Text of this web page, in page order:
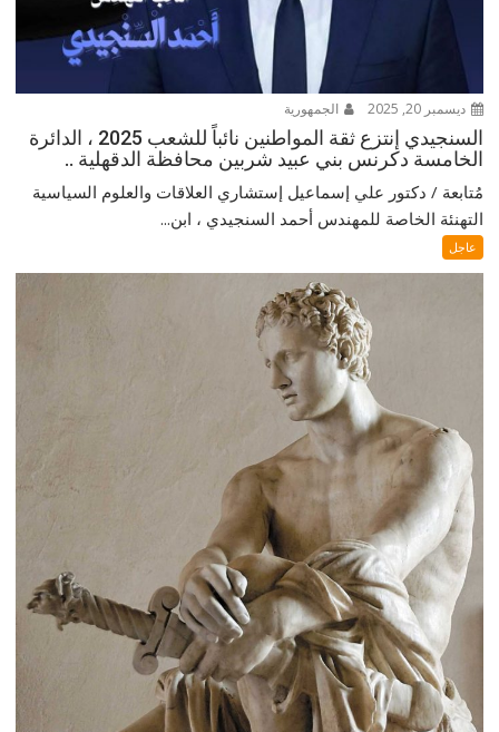
ديسمبر 20, 2025 الجمهورية
السنجيدي إنتزع ثقة المواطنين نائباً للشعب 2025 ، الدائرة
الخامسة دكرنس بني عبيد شربين محافظة الدقهلية ..
مُتابعة / دكتور علي إسماعيل إستشاري العلاقات والعلوم السياسية
التهنئة الخاصة للمهندس أحمد السنجيدي ، ابن...
عاجل